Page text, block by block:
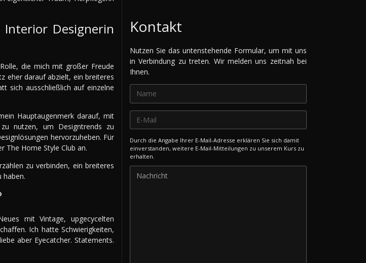
Designerin
die mich mit großer Freude
eher darauf abzielt, ein breiteres
sich ausschließlich auf einzelne
Hauptaugenmerk darauf, mit
nutzen, um Designtrends zu
hervorzuheben. Für
The Home Style Club an.
zu verbinden, ein breiteres
haben.
mit Vintage, upgecycelten
Ich hatte Schwierigkeiten,
aber Eyecatcher. Statements.
Kontakt
Nutzen Sie das untenstehende Formular, um mit uns
in Verbindung zu treten. Wir melden uns zeitnah bei
Ihnen.
Durch die Angabe Ihrer E-Mail-Adresse erklären Sie sich damit
einverstanden, weitere E-Mail-Mitteilungen zu unserem Kurs zu
erhalten.